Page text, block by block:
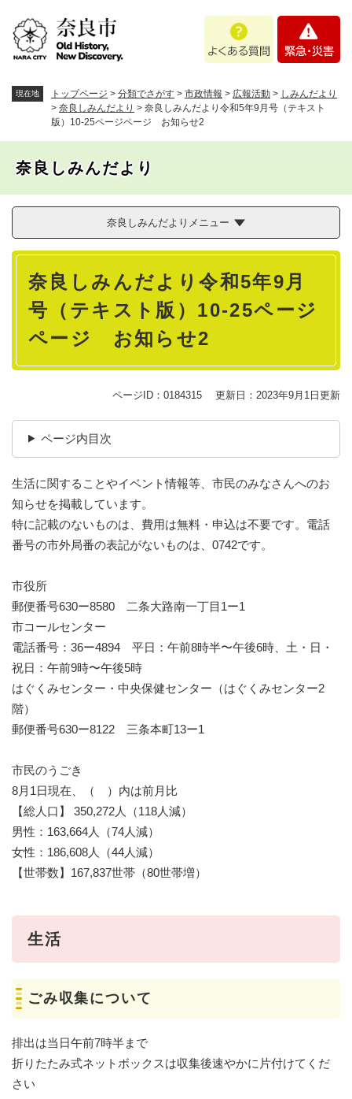
。
あ
問
・
現在地 トップページ > 分類でさがす > 市政情報 > 広報活動 > しみんだより
> 奈良しみんだより > 奈良しみんだより令和5年9月号（テキスト
版）10-25ページページ お知らせ2
奈良しみんだより
奈良しみんだよりメニュー
本
奈良しみんだより令和5年9月
号（テキスト版）10-25ページ
ページ お知らせ2
ページID：0184315 更新日：2023年9月1日更新
ページ内目次
生活に関することやイベント情報等、市民のみなさんへのお
知らせを掲載しています。
特に記載のないものは、費用は無料・申込は不要です。電話
番号の市外局番の表記がないものは、0742です。
市役所
郵便番号630ー8580 二条大路南一丁目1ー1
市コールセンター
電話番号：36ー4894 平日：午前8時半〜午後6時、土・日・
祝日：午前9時〜午後5時
はぐくみセンター・中央保健センター（はぐくみセンター2
階）
郵便番号630ー8122 三条本町13ー1
市民のうごき
8月1日現在、（ ）内は前月比
【総人口】 350,272人（118人減）
男性：163,664人（74人減）
女性：186,608人（44人減）
【世帯数】167,837世帯（80世帯増）
生活
ごみ収集について
排出は当日午前7時半まで
折りたたみ式ネットボックスは収集後速やかに片付けてくだ
さい